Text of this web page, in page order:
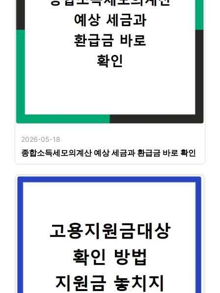
2026-05-18
종합소득세모의계산 예상 세금과 환급금 바로 확인